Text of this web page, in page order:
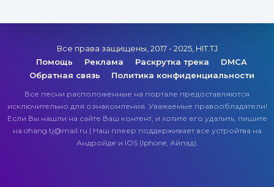
Все права защищены, 2017 - 2025, HIT.TJ
Помощь
Реклама Раскрутка трека
DMCA
Обратная связь
Политика конфиденциальности
Все песни расположенные на портале предоставляются
исключительно для ознакомления. Уважаемые правообладатели!
Если Вы нашли на сайте Ваш контент, и хотите его удалить, пишите
на ohang.tj@mail.ru | Наш плеер поддерживает все устройтва на
Андройде и IOS (Iphone, Айпад).